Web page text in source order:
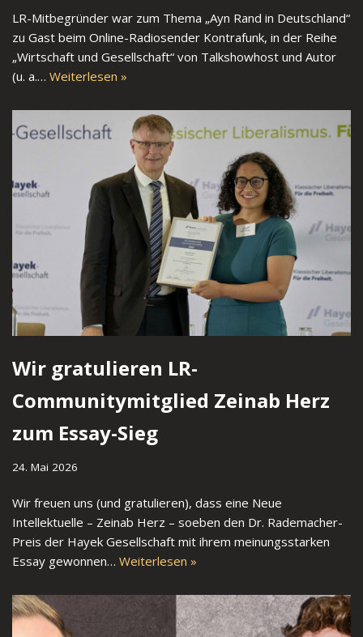
LR-Mitbegründer war zum Thema „Ayn Rand in Deutschland“
zu Gast beim Online-Radiosender Kontrafunk, in der Reihe
„Wirtschaft und Gesellschaft“ von Talkshowhost und Autor
(u. a.… Weiterlesen »
Wir gratulieren LR-
Communitymitglied Zeinab Herz
zum Essay-Sieg
24. Mai 2026
Wir freuen uns (und gratulieren), dass eine Neue
Intellektuelle – Zeinab Herz – soeben den Dr. Rademacher-
Preis der Hayek Gesellschaft mit ihrem meinungsstarken
Essay gewonnen… Weiterlesen »